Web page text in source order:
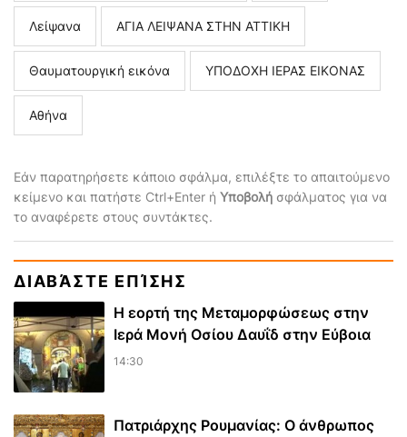
Λείψανα ΑΓΙΑ ΛΕΙΨΑΝΑ ΣΤΗΝ ΑΤΤΙΚΗ
Θαυματουργική εικόνα ΥΠΟΔΟΧΗ ΙΕΡΑΣ ΕΙΚΟΝΑΣ
Αθήνα
Εάν παρατηρήσετε κάποιο σφάλμα, επιλέξτε το απαιτούμενο
κείμενο και πατήστε Ctrl+Enter ή Υποβολή σφάλματος για να
το αναφέρετε στους συντάκτες.
ΔΙΑΒΆΣΤΕ ΕΠΊΣΗΣ
Η εορτή της Μεταμορφώσεως στην
Ιερά Μονή Οσίου Δαυΐδ στην Εύβοια
14:30
Πατριάρχης Ρουμανίας: Ο άνθρωπος